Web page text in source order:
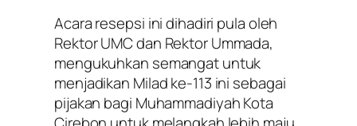
Acara resepsi ini dihadiri pula oleh
Rektor UMC dan Rektor Ummada,
mengukuhkan semangat untuk
menjadikan Milad ke-113 ini sebagai
pijakan bagi Muhammadiyah Kota